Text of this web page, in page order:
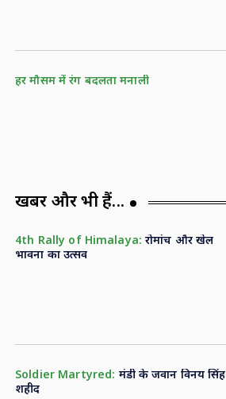
हर मौसम में रंग बदलता मनाली
खबरें और भी हैं...
4th Rally of Himalaya: रोमांच और खेल
भावना का उत्सव
Soldier Martyred: मंडी के जवान विनय सिंह
शहीद